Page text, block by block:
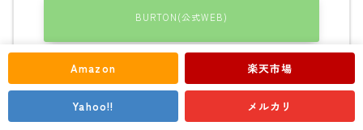
Amazon 楽天市場
Yahoo!! メルカリ
BURTON(公式WEB)
オールラウンドな性能でどんな地形にも対応
ミディアムフレックスが絶妙な操作性を実現